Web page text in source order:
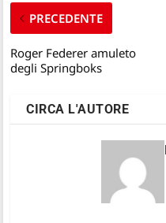
PRECEDENTE
Roger Federer amuleto
degli Springboks
CIRCA L'AUTORE